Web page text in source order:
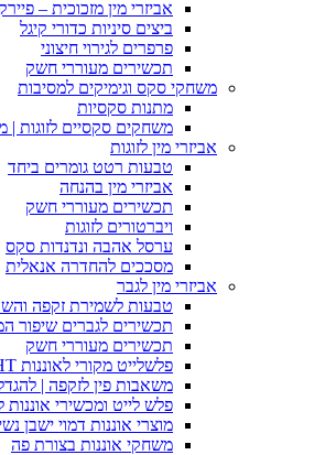
אביזרי מין מזכוכית –
ביצים סיניות כדורי קיגל
פרפרים לגירוי חיצוני
תכשירים מעוררי חשק
משחקי סקס וגימיקים למסיבות
מתנות סקסיות
משחקים סקסיים לזוגות |
אביזרי מין לזוגות
טבעות רטט גומרים ביחד
אביזרי מין בהנחה
תכשירים מעוררי חשק
ויברטורים לזוגות
ערסל אהבה ונדנדות סקס
מסככים להחדרה אנאלית
אביזרי מין לגבר
טבעות לשמירת זקפה
תכשירים לגברים שיפור
תכשירים מעוררי חשק
פלשלייט מקורי לאוננות FLESHLIGHT
משאבות פין לזקפה |
פלש לייט ומכשירי אוננות
מוצרי אוננות דמוי ישבן
משחקי אוננות בצורת פה